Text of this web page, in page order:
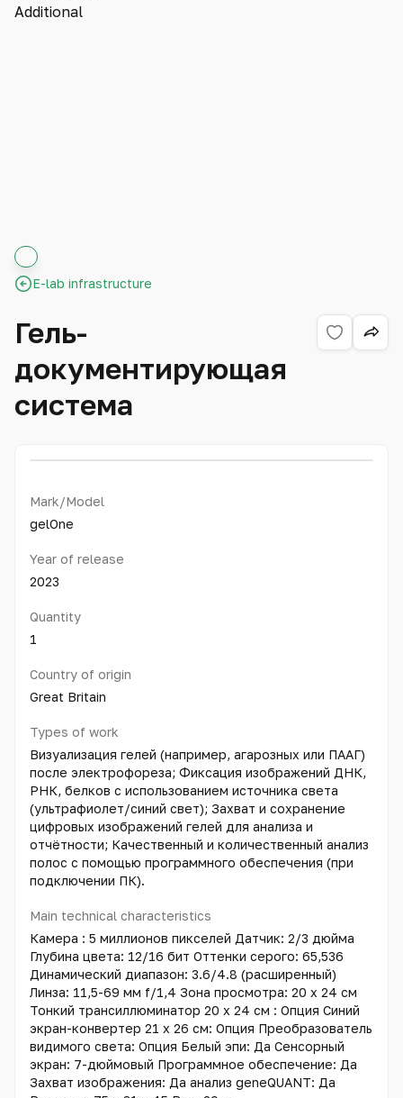
Additional
E-lab infrastructure
Гель-
документирующая
система
Mark/Model
gelOne
Year of release
2023
Quantity
1
Country of origin
Great Britain
Types of work
Визуализация гелей (например, агарозных или ПААГ)
после электрофореза; Фиксация изображений ДНК,
РНК, белков с использованием источника света
(ультрафиолет/синий свет); Захват и сохранение
цифровых изображений гелей для анализа и
отчётности; Качественный и количественный анализ
полос с помощью программного обеспечения (при
подключении ПК).
Main technical characteristics
Камера : 5 миллионов пикселей Датчик: 2/3 дюйма
Глубина цвета: 12/16 бит Оттенки серого: 65,536
Динамический диапазон: 3.6/4.8 (расширенный)
Линза: 11,5-69 мм f/1,4 Зона просмотра: 20 х 24 см
Тонкий трансиллюминатор 20 х 24 см : Опция Синий
экран-конвертер 21 х 26 см: Опция Преобразователь
видимого света: Опция Белый эпи: Да Сенсорный
экран: 7-дюймовый Программное обеспечение: Да
Захват изображения: Да анализ geneQUANT: Да